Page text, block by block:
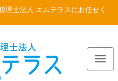
理士法人 エムテラスにお任せく